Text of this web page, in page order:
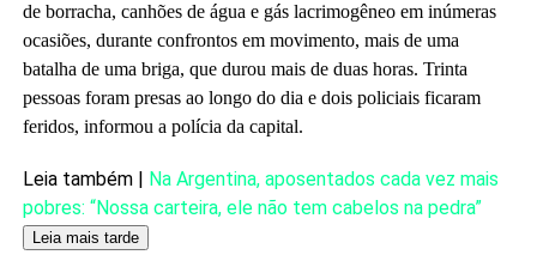
de borracha, canhões de água e gás lacrimogêneo em inúmeras
ocasiões, durante confrontos em movimento, mais de uma
batalha de uma briga, que durou mais de duas horas. Trinta
pessoas foram presas ao longo do dia e dois policiais ficaram
feridos, informou a polícia da capital.
Leia também |
Artigo
reservado
para
Na Argentina, aposentados cada vez mais
pobres: “Nossa carteira, ele não tem cabelos na pedra”
Leia mais tarde